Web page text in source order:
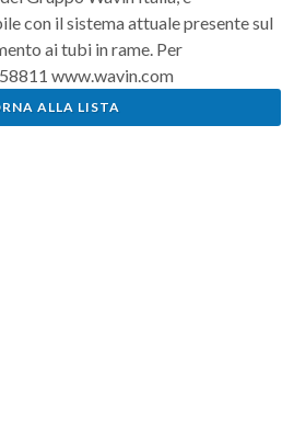
con il sistema attuale presente sul
ai tubi in rame. Per
www.wavin.com
ALLA LISTA